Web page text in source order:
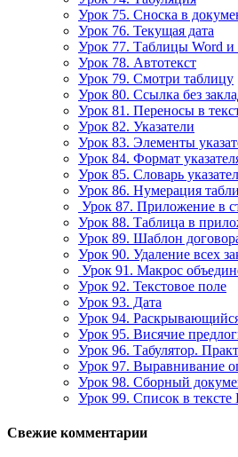
Урок 75. Сноска в
Урок 76. Текущая дата
Урок 77. Таблицы Word и
Урок 78. Автотекст
Урок 79. Смотри таблицу
Урок 80. Ссылка без
Урок 81. Переносы в
Урок 82. Указатели
Урок 83. Элементы
Урок 84. Формат
Урок 85. Словарь
Урок 86. Нумерация
Урок 87. Приложение в
Урок 88. Таблица в
Урок 89. Шаблон
Урок 90. Удаление всех
Урок 91. Макрос
Урок 92. Текстовое поле
Урок 93. Дата
Урок 94.
Урок 95. Висячие
Урок 96. Табулятор.
Урок 97. Выравнивание
Урок 98. Сборный
Урок 99. Список в
Свежие комментарии